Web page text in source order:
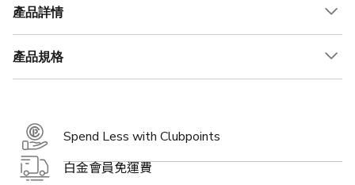
產品詳情
產品規格
Spend Less with Clubpoints
白金會員免運費